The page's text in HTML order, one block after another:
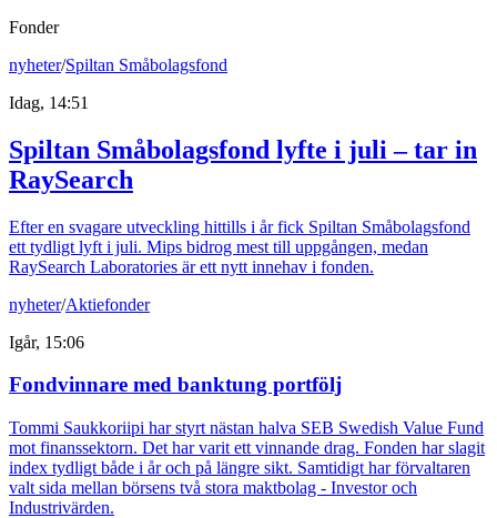
Fonder
nyheter/Spiltan Småbolagsfond
Idag, 14:51
Spiltan Småbolagsfond lyfte i juli – tar in
RaySearch
Efter en svagare utveckling hittills i år fick Spiltan Småbolagsfond
ett tydligt lyft i juli. Mips bidrog mest till uppgången, medan
RaySearch Laboratories är ett nytt innehav i fonden.
nyheter/Aktiefonder
Igår, 15:06
Fondvinnare med banktung portfölj
Tommi Saukkoriipi har styrt nästan halva SEB Swedish Value Fund
mot finanssektorn. Det har varit ett vinnande drag. Fonden har slagit
index tydligt både i år och på längre sikt. Samtidigt har förvaltaren
valt sida mellan börsens två stora maktbolag - Investor och
Industrivärden.